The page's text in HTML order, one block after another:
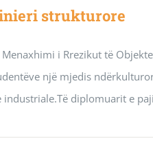
strukturore
i Rrezikut të
një mjedis
diplomuarit e